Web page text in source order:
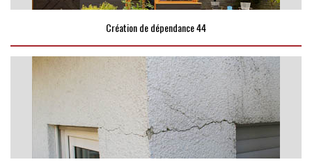
Création de dépendance 44